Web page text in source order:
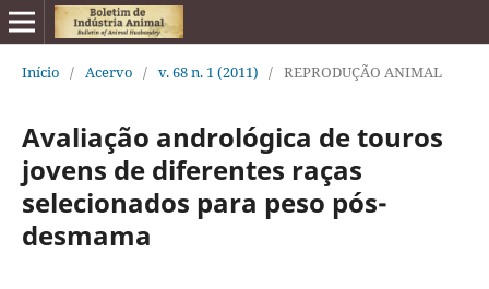
Início / Acervo / v. 68 n. 1 (2011) / REPRODUÇÃO ANIMAL
Avaliação andrológica de touros
jovens de diferentes raças
selecionados para peso pós-
desmama